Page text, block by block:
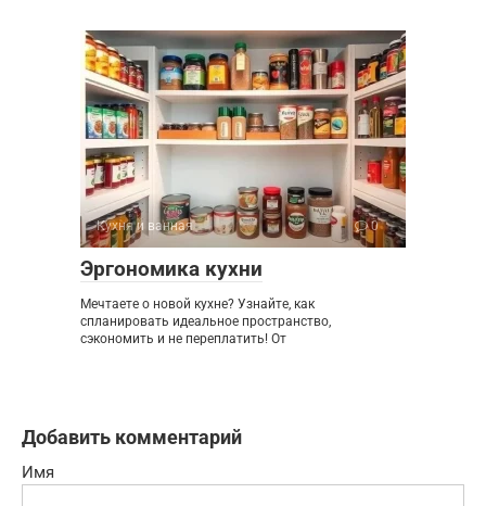
Кухня и ванная 0
Эргономика кухни
Мечтаете о новой кухне? Узнайте, как
спланировать идеальное пространство,
сэкономить и не переплатить! От
Добавить комментарий
Имя